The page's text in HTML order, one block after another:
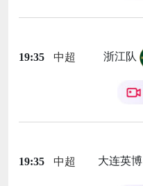
19:35 中超 浙江队
19:35 中超 大连英博